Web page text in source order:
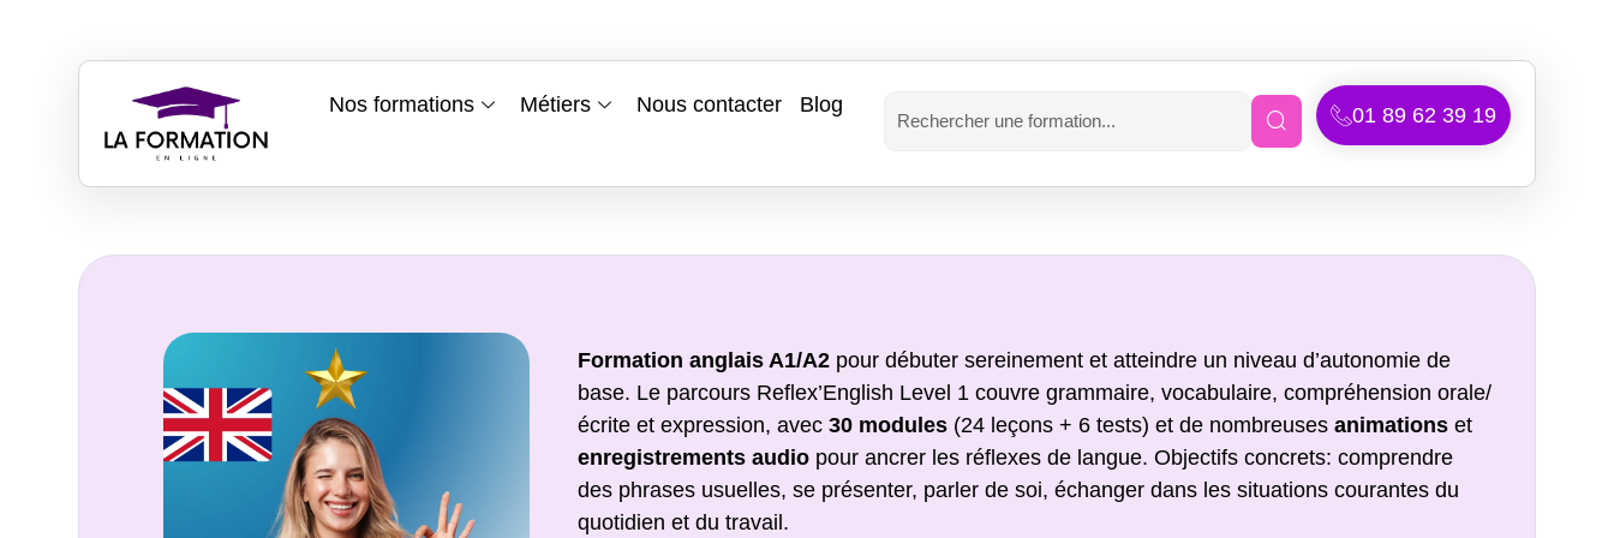
Nos formations Métiers Nous contacter Blog 01 89 62 39 19
Formation anglais A1/A2pour débuter sereinement et atteindre un niveau d’autonomie de
base. Le parcours Reflex’English Level 1 couvre grammaire, vocabulaire, compréhension orale/
écrite et expression, avec 30 modules(24 leçons + 6 tests) et de nombreuses animationset
enregistrements audiopour ancrer les réflexes de langue. Objectifs concrets: comprendre
des phrases usuelles, se présenter, parler de soi, échanger dans les situations courantes du
quotidien et du travail.